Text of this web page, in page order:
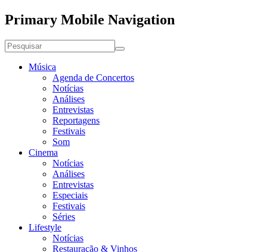
Primary Mobile Navigation
Música
Agenda de Concertos
Notícias
Análises
Entrevistas
Reportagens
Festivais
Som
Cinema
Notícias
Análises
Entrevistas
Especiais
Festivais
Séries
Lifestyle
Notícias
Restauração & Vinhos